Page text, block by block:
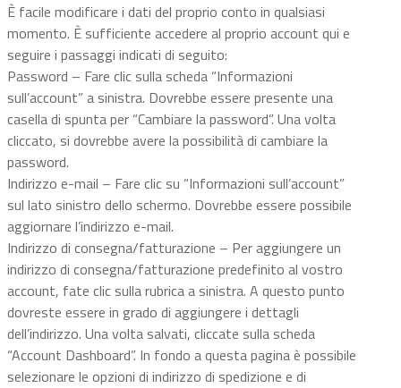
È facile modificare i dati del proprio conto in qualsiasi
momento. È sufficiente accedere al proprio account qui e
seguire i passaggi indicati di seguito:
Password – Fare clic sulla scheda “Informazioni
sull’account” a sinistra. Dovrebbe essere presente una
casella di spunta per “Cambiare la password”. Una volta
cliccato, si dovrebbe avere la possibilità di cambiare la
password.
Indirizzo e-mail – Fare clic su “Informazioni sull’account”
sul lato sinistro dello schermo. Dovrebbe essere possibile
aggiornare l’indirizzo e-mail.
Indirizzo di consegna/fatturazione – Per aggiungere un
indirizzo di consegna/fatturazione predefinito al vostro
account, fate clic sulla rubrica a sinistra. A questo punto
dovreste essere in grado di aggiungere i dettagli
dell’indirizzo. Una volta salvati, cliccate sulla scheda
“Account Dashboard”. In fondo a questa pagina è possibile
selezionare le opzioni di indirizzo di spedizione e di